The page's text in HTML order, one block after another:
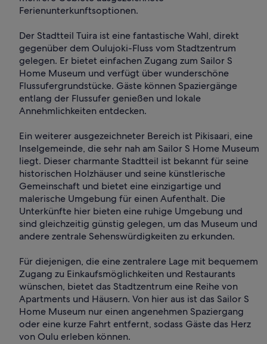
Ferienunterkunftsoptionen.
Der Stadtteil Tuira ist eine fantastische Wahl, direkt
gegenüber dem Oulujoki-Fluss vom Stadtzentrum
gelegen. Er bietet einfachen Zugang zum Sailor S
Home Museum und verfügt über wunderschöne
Flussufergrundstücke. Gäste können Spaziergänge
entlang der Flussufer genießen und lokale
Annehmlichkeiten entdecken.
Ein weiterer ausgezeichneter Bereich ist Pikisaari, eine
Inselgemeinde, die sehr nah am Sailor S Home Museum
liegt. Dieser charmante Stadtteil ist bekannt für seine
historischen Holzhäuser und seine künstlerische
Gemeinschaft und bietet eine einzigartige und
malerische Umgebung für einen Aufenthalt. Die
Unterkünfte hier bieten eine ruhige Umgebung und
sind gleichzeitig günstig gelegen, um das Museum und
andere zentrale Sehenswürdigkeiten zu erkunden.
Für diejenigen, die eine zentralere Lage mit bequemem
Zugang zu Einkaufsmöglichkeiten und Restaurants
wünschen, bietet das Stadtzentrum eine Reihe von
Apartments und Häusern. Von hier aus ist das Sailor S
Home Museum nur einen angenehmen Spaziergang
oder eine kurze Fahrt entfernt, sodass Gäste das Herz
von Oulu erleben können.